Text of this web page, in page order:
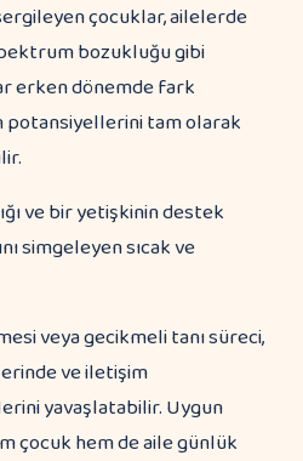
çocuklar, ailelerde
bozukluğu gibi
erken dönemde fark
potansiyellerini tam olarak
veya gecikmeli tanı süreci,
ve iletişim
yavaşlatabilir. Uygun
çocuk hem de aile günlük